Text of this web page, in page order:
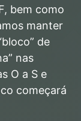
bem como
manter
de
nas
O a S e
começará